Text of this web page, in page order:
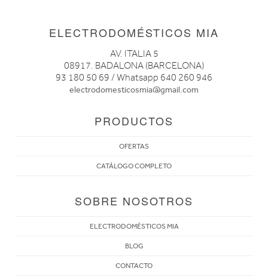
ELECTRODOMÉSTICOS MIA
AV. ITALIA 5
08917. BADALONA (BARCELONA)
93 180 50 69 / Whatsapp 640 260 946
electrodomesticosmia@gmail.com
PRODUCTOS
OFERTAS
CATÁLOGO COMPLETO
SOBRE NOSOTROS
ELECTRODOMÉSTICOS MIA
BLOG
CONTACTO